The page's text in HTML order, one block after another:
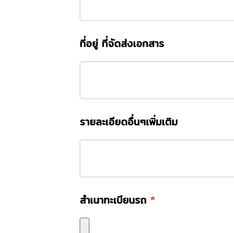
ที่อยู่ ที่จัดส่งเอกสาร
รายละเอียดอื่นๆเพิ่มเติม
สำเนาทะเบียนรถ *